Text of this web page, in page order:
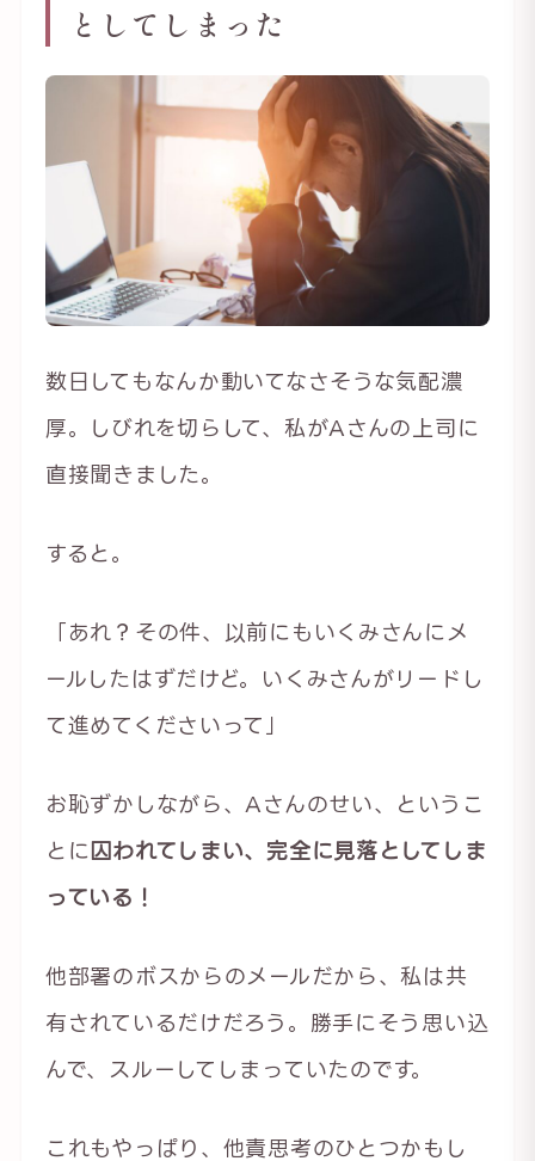
としてしまった
数日してもなんか動いてなさそうな気配濃
厚。しびれを切らして、私がAさんの上司に
直接聞きました。
すると。
「あれ？その件、以前にもいくみさんにメ
ールしたはずだけど。いくみさんがリードし
て進めてくださいって」
お恥ずかしながら、Aさんのせい、というこ
とに 囚われてしまい、完全に見落としてしま
っている！
他部署のボスからのメールだから、私は共
有されているだけだろう。勝手にそう思い込
んで、スルーしてしまっていたのです。
これもやっぱり、他責思考のひとつかもし